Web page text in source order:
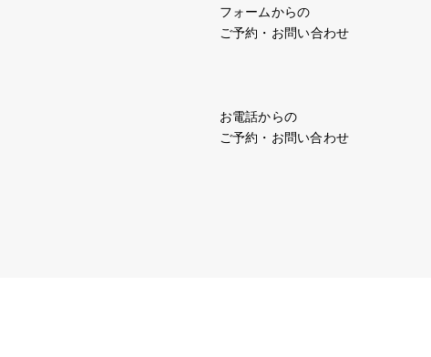
フォームからの
ご予約・お問い合わせ
お電話からの
ご予約・お問い合わせ